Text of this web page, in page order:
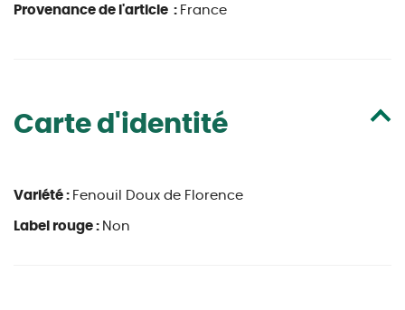
Provenance de l'article : France
Carte d'identité
Variété : Fenouil Doux de Florence
Label rouge : Non